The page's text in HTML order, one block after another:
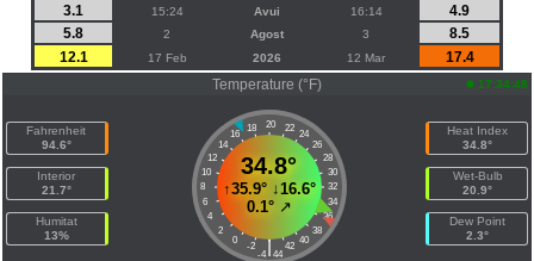
3.1
15:24 Avui 16:14
4.9
5.8
2 Agost 3
8.5
12.1
17 Feb 2026 12 Mar
17.4
Temperature (°F)
17:34:48
Fahrenheit
94.6°
Interior
21.7°
Humitat
13%
20
18 22
16
24
14
26
12
28
10
30
8
32
6
34
4
36
2
38
0
40
-2 42
|
-4 44
34.8°
↑35.9°↓ 16.6°
0.1°↗
Heat Index
34.8°
Wet-Bulb
20.9°
Dew Point
2.3°